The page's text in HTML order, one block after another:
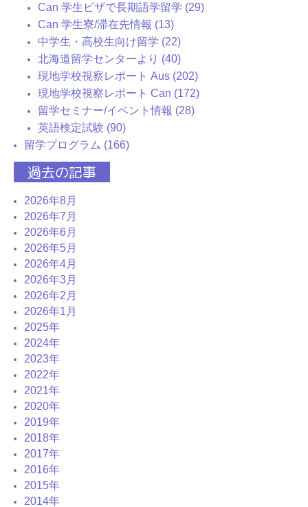
Can 学生ビザで長期語学留学 (29)
Can 学生寮/滞在先情報 (13)
中学生・高校生向け留学 (22)
北海道留学センターより (40)
現地学校視察レポート Aus (202)
現地学校視察レポート Can (172)
留学セミナー/イベント情報 (28)
英語検定試験 (90)
留学プログラム (166)
過去の記事
2026年8月
2026年7月
2026年6月
2026年5月
2026年4月
2026年3月
2026年2月
2026年1月
2025年
2024年
2023年
2022年
2021年
2020年
2019年
2018年
2017年
2016年
2015年
2014年